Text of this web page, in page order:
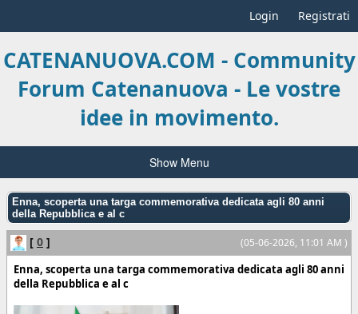
Login Registrati
CATENANUOVA.COM - Community
Forum Catenanuova - Le vostre
idee in movimento.
Show Menu
Enna, scoperta una targa commemorativa dedicata agli 80 anni
della Repubblica e al c
(05-06-2026, 11:01 AM )
[ 0 ]
Enna, scoperta una targa commemorativa dedicata agli 80 anni
della Repubblica e al c